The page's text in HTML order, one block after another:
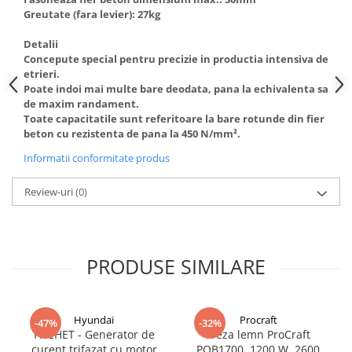
Nivela de masurat
Pistoale de impact electrice si
pneumatice
Pistoale de vopsit
Prelungitoare
Polizoare electrice de banc si
unghiulare
Rindele si freze pentru lemn
Redresoare auto - roboti de
Scule cu acumulator
Scule pentru electricieni
Hote Telescopice
Hote Incorporabile
Hote Country
Hote Insula
Hote Cupolare
Accesorii, consumabile hote
Masini de tocat carne
Masini de carnati ( CARNATARI )
Masini de spalat vase
Masini de spalat rufe frontale
Masini de spalat rufe verticale
Greutate (fara levier): 27kg
Detalii
Concepute special pentru precizie in productia intensiva de
etrieri.
Poate indoi mai multe bare deodata, pana la echivalenta sa
de maxim randament.
Toate capacitatile sunt referitoare la bare rotunde din fier
beton cu rezistenta de pana la 450 N/mm².
Informatii conformitate produs
Review-uri(0)
PRODUSE SIMILARE
-47% Hyundai
PACHET - Generator de
-32% Procraft
Freza lemn ProCraft